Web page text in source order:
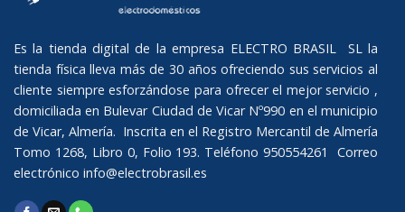
Es la tienda digital de la empresa ELECTRO BRASIL SL la
tienda física lleva más de 30 años ofreciendo sus servicios al
cliente siempre esforzándose para ofrecer el mejor servicio ,
domiciliada en Bulevar Ciudad de Vicar Nº990 en el municipio
de Vicar, Almería. Inscrita en el Registro Mercantil de Almería
Tomo 1268, Libro 0, Folio 193. Teléfono 950554261 Correo
electrónico info@electrobrasil.es